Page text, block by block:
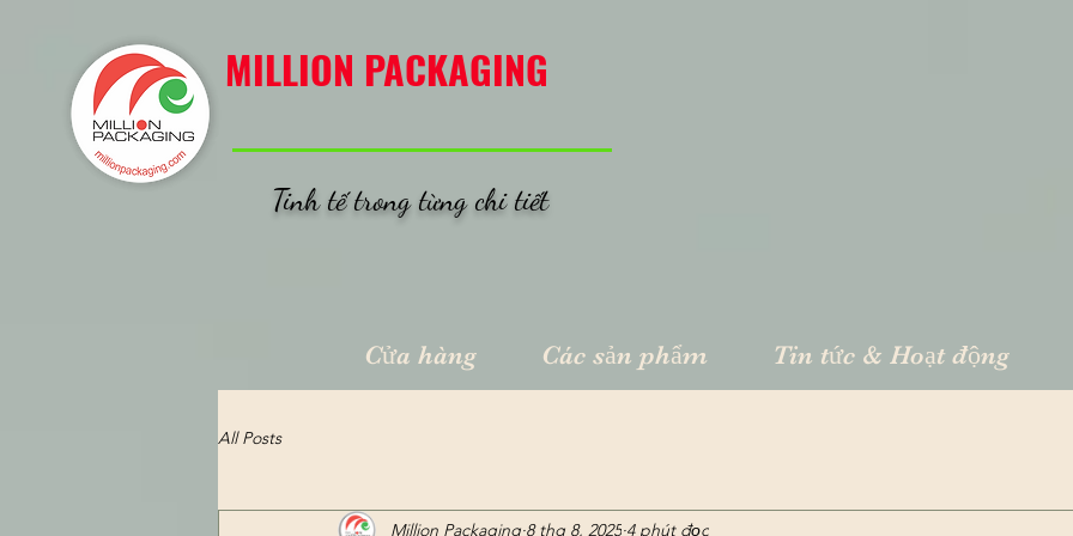
MILLION PACKAGING
Tinh tế trong từng chi tiết
Cửa hàng Các sản phẩm Tin tức & Hoạt động
All Posts
Million Packaging 8 thg 8, 2025 4 phút đọc